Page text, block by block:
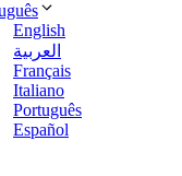
English
العربية
Français
Italiano
Português
Español